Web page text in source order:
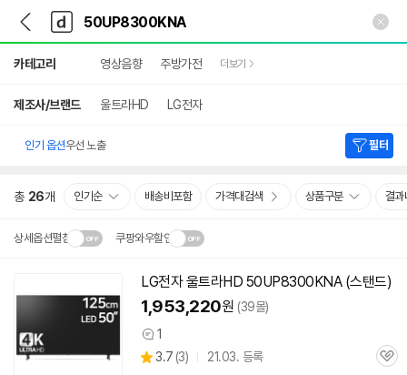
다
나
와
가
기
다
와
메
인
카테고리 영상음향 주방가전 더보기
제조사/브랜드 울트라HD LG전자
인기 옵션우선 노출 필터
총 26개 인기순 배송비포함 가격대검색 상품구분 결과
상세옵션펼침 쿠팡와우할인
배송·설치비가 달라집니다.
기
LG전자 울트라HD 50UP8300KNA(스탠드)
1,953,220원 (39몰)
상
품
1
별
3.7 (상
3) 21.03. 등록
관